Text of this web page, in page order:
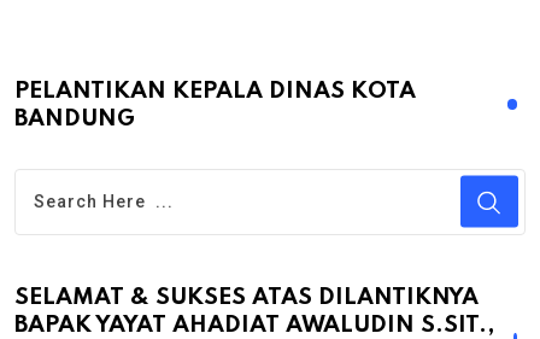
PELANTIKAN KEPALA DINAS KOTA
BANDUNG
SELAMAT & SUKSES ATAS DILANTIKNYA
BAPAK YAYAT AHADIAT AWALUDIN S.SIT.,